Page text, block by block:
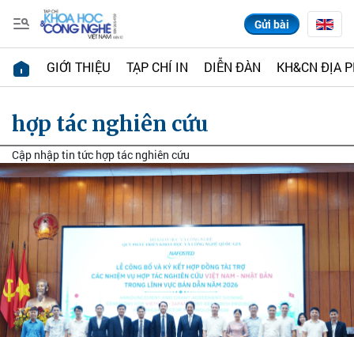
Gửi bài
GIỚI THIỆU TẠP CHÍ IN DIỄN ĐÀN KH&CN ĐỊA
hợp tác nghiên cứu
Cập nhập tin tức hợp tác nghiên cứu